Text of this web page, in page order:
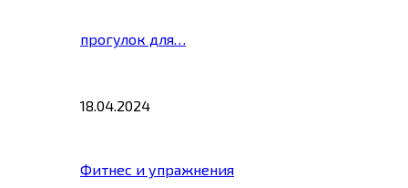
прогулок для…
18.04.2024
Фитнес и упражнения